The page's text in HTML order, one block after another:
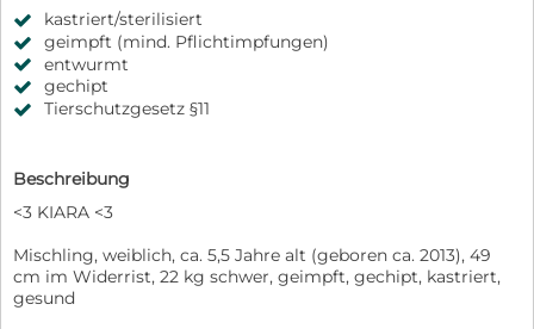
kastriert/sterilisiert
geimpft (mind. Pflichtimpfungen)
entwurmt
gechipt
Tierschutzgesetz §11
Beschreibung
<3 KIARA <3
Mischling, weiblich, ca. 5,5 Jahre alt (geboren ca. 2013), 49
cm im Widerrist, 22 kg schwer, geimpft, gechipt, kastriert,
gesund